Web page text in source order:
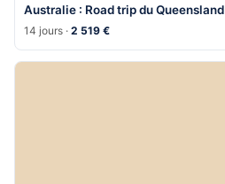
Australie : Road trip du
14 jours ·2 519 €